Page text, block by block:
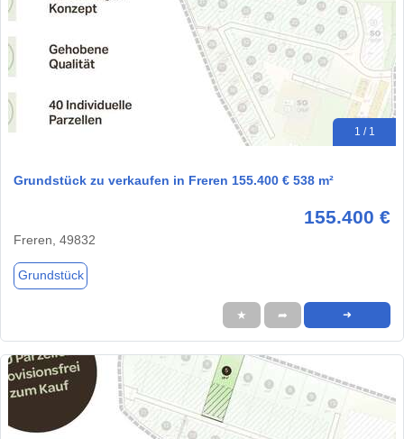
1 / 1
Grundstück zu verkaufen in Freren 155.400 € 538 m²
155.400 €
Freren, 49832
Grundstück
★ ➦ ➜